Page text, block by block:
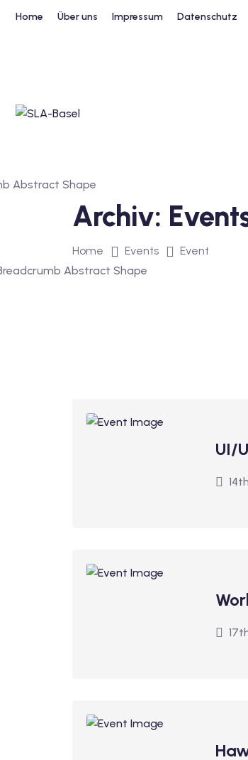
Home Über uns Impressum Datenschutz
Archiv:
Home Events Event
UI/